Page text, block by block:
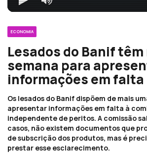
ECONOMIA
Lesados do Banif
semana para
informações em falta
Os lesados do Banif dispõem de mais
apresentar informações em falta à
independente de peritos. A comissão
casos, não existem documentos que
de subscrição dos produtos, mas é
prestar esse esclarecimento.